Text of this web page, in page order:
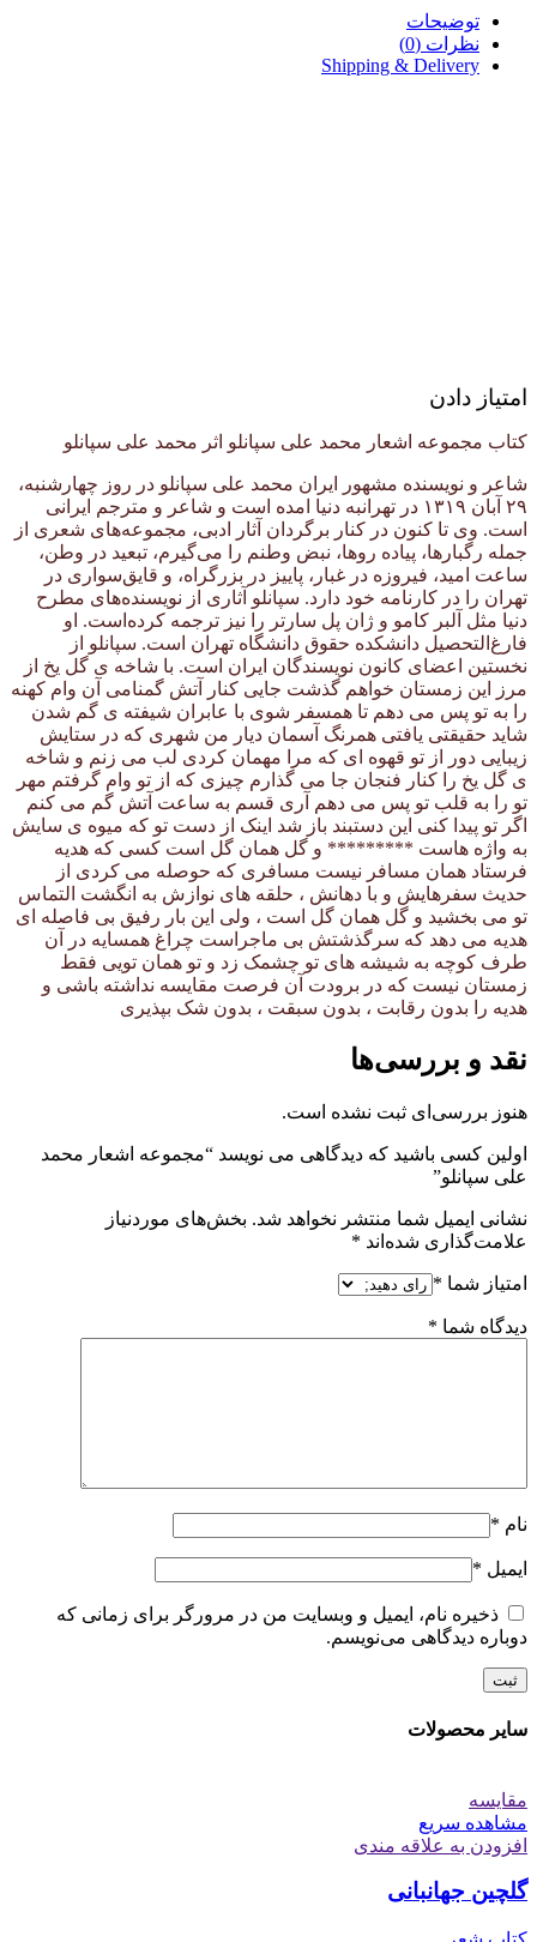
توضیحات
نظرات (0)
Shipping & Delivery
امتیاز دادن
کتاب مجموعه اشعار محمد علی سپانلو اثر محمد علی سپانلو
شاعر و نویسنده مشهور ایران محمد علی سپانلو در روز چهارشنبه،
۲۹ آبان ۱۳۱۹ در تهرانبه دنیا امده است و شاعر و مترجم ایرانی
است. وی تا کنون در کنار برگردان آثار ادبی، مجموعه‌های شعری از
جمله رگبارها، پیاده روها، نبض وطنم را می‌گیرم، تبعید در وطن،
ساعت امید، فیروزه در غبار، پاییز در بزرگراه، و قایق‌سواری در
تهران را در کارنامه خود دارد. سپانلو آثاری از نویسنده‌های مطرح
دنیا مثل آلبر کامو و ژان پل سارتر را نیز ترجمه کرده‌است. او
فارغ‌التحصیل دانشکده حقوق دانشگاه تهران است. سپانلو از
نخستین اعضای کانون نویسندگان ایران است. با شاخه ی گل یخ از
مرز این زمستان خواهم گذشت جایی کنار آتش گمنامی آن وام کهنه
را به تو پس می دهم تا همسفر شوی با عابران شیفته ی گم شدن
شاید حقیقتی یافتی همرنگ آسمان دیار من شهری که در ستایش
زیبایی دور از تو قهوه ای که مرا مهمان کردی لب می زنم و شاخه
ی گل یخ را کنار فنجان جا می گذارم چیزی که از تو وام گرفتم مهر
تو را به قلب تو پس می دهم آری قسم به ساعت آتش گم می کنم
اگر تو پیدا کنی این دستبند باز شد اینک از دست تو که میوه ی سایش
به واژه هاست ********* و گل همان گل است کسی که هدیه
فرستاد همان مسافر نیست مسافری که حوصله می کردی از
حدیث سفرهایش و با دهانش ، حلقه های نوازش به انگشت التماس
تو می بخشید و گل همان گل است ، ولی این بار رفیق بی فاصله ای
هدیه می دهد که سرگذشتش بی ماجراست چراغ همسایه در آن
طرف کوچه به شیشه های تو چشمک زد و تو همان تویی فقط
زمستان نیست که در برودت آن فرصت مقایسه نداشته باشی و
هدیه را بدون رقابت ، بدون سبقت ، بدون شک بپذیری
نقد و بررسی‌ها
هنوز بررسی‌ای ثبت نشده است.
اولین کسی باشید که دیدگاهی می نویسد “مجموعه اشعار محمد
علی سپانلو”
نشانی ایمیل شما منتشر نخواهد شد. بخش‌های موردنیاز
علامت‌گذاری شده‌اند *
امتیاز شما *
دیدگاه شما *
نام *
ایمیل *
ذخیره نام، ایمیل و وبسایت من در مرورگر برای زمانی که
دوباره دیدگاهی می‌نویسم.
سایر محصولات
مقایسه
مشاهده سریع
افزودن به علاقه مندی
گلچین جهانبانی